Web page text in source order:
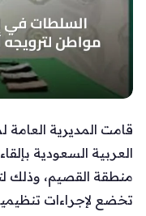
قامت المديرية
العربية السعودية
منطقة القصيم، وذلك
تخضع لإجراءات